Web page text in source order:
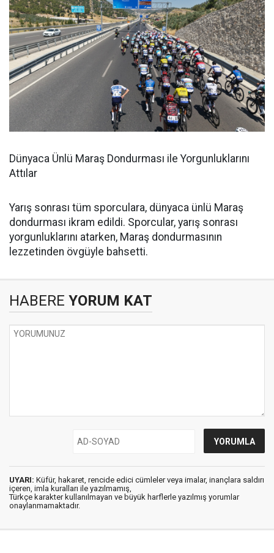
Dünyaca Ünlü Maraş Dondurması ile Yorgunluklarını
Attılar
Yarış sonrası tüm sporculara, dünyaca ünlü Maraş
dondurması ikram edildi. Sporcular, yarış sonrası
yorgunluklarını atarken, Maraş dondurmasının
lezzetinden övgüyle bahsetti.
HABERE YORUM KAT
UYARI: Küfür, hakaret, rencide edici cümleler veya imalar, inançlara saldırı
içeren, imla kuralları ile yazılmamış,
Türkçe karakter kullanılmayan ve büyük harflerle yazılmış yorumlar
onaylanmamaktadır.